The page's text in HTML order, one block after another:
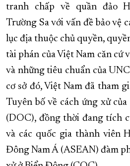
tranh chấp về quần đảo
Trường Sa với vấn đề bảo vệ
lục địa thuộc chủ quyền,
tài phán của Việt Nam căn cứ
và những tiêu chuẩn của
cơ sở đó, Việt Nam đã tham
Tuyên bố về cách ứng xử
(DOC), đồng thời đang tích
và các quốc gia thành viên
Đông Nam Á (ASEAN) đàm